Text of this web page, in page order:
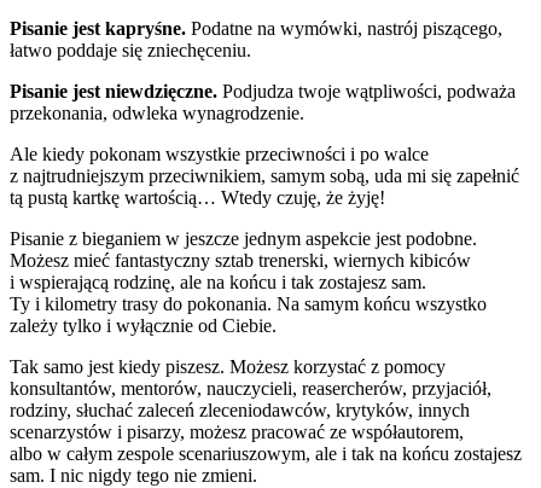
Pisanie jest kapryśne. Podatne na wymówki, nastrój piszącego,
łatwo poddaje się zniechęceniu.
Pisanie jest niewdzięczne. Podjudza twoje wątpliwości, podważa
przekonania, odwleka wynagrodzenie.
Ale kiedy pokonam wszystkie przeciwności i po walce
z najtrudniejszym przeciwnikiem, samym sobą, uda mi się zapełnić
tą pustą kartkę wartością… Wtedy czuję, że żyję!
Pisanie z bieganiem w jeszcze jednym aspekcie jest podobne.
Możesz mieć fantastyczny sztab trenerski, wiernych kibiców
i wspierającą rodzinę, ale na końcu i tak zostajesz sam.
Ty i kilometry trasy do pokonania. Na samym końcu wszystko
zależy tylko i wyłącznie od Ciebie.
Tak samo jest kiedy piszesz. Możesz korzystać z pomocy
konsultantów, mentorów, nauczycieli, reasercherów, przyjaciół,
rodziny, słuchać zaleceń zleceniodawców, krytyków, innych
scenarzystów i pisarzy, możesz pracować ze współautorem,
albo w całym zespole scenariuszowym, ale i tak na końcu zostajesz
sam. I nic nigdy tego nie zmieni.